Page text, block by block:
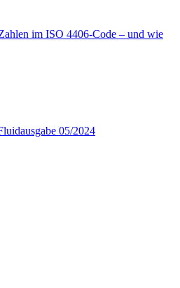
im ISO 4406-Code – und wie
05/2024